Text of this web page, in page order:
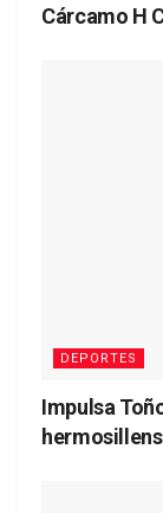
Cárcamo H
DEPORTES
Impulsa